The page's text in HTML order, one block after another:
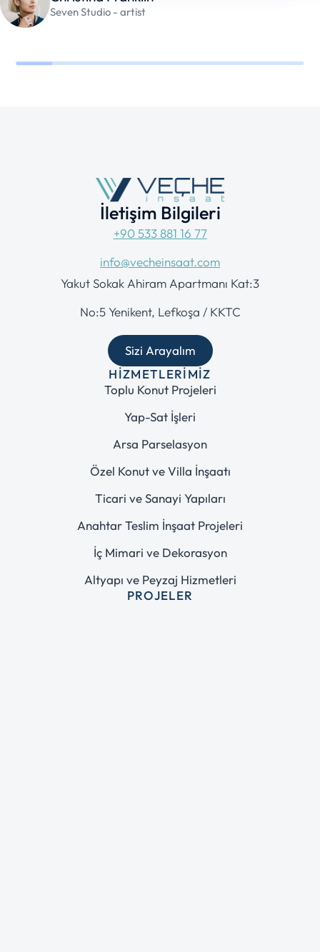
Seven Studio - artist
İletişim Bilgileri
+90 533 881 16 77
info@vecheinsaat.com
Yakut Sokak Ahiram Apartmanı Kat:3
No:5 Yenikent, Lefkoşa / KKTC
Sizi Arayalım
HIZMETLERIMIZ
Toplu Konut Projeleri
Yap-Sat İşleri
Arsa Parselasyon
Özel Konut ve Villa İnşaatı
Ticari ve Sanayi Yapıları
Anahtar Teslim İnşaat Projeleri
İç Mimari ve Dekorasyon
Altyapı ve Peyzaj Hizmetleri
PROJELER